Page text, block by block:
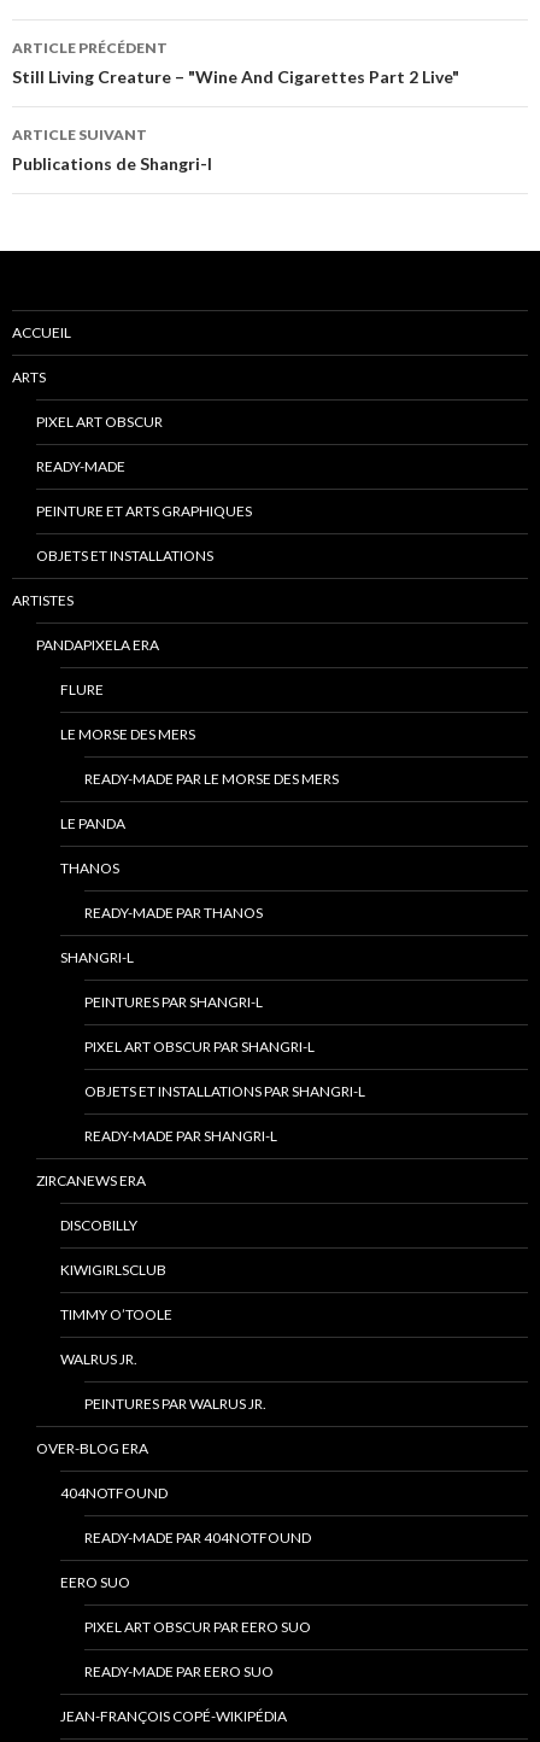
Navigation
de
l’article
ARTICLE PRÉCÉDENT
Still Living Creature – "Wine And Cigarettes Part 2 Live"
ARTICLE SUIVANT
Publications de Shangri-l
ACCUEIL
ARTS
PIXEL ART OBSCUR
READY-MADE
PEINTURE ET ARTS GRAPHIQUES
OBJETS ET INSTALLATIONS
ARTISTES
PANDAPIXELA ERA
FLURE
LE MORSE DES MERS
READY-MADE PAR LE MORSE DES MERS
LE PANDA
THANOS
READY-MADE PAR THANOS
SHANGRI-L
PEINTURES PAR SHANGRI-L
PIXEL ART OBSCUR PAR SHANGRI-L
OBJETS ET INSTALLATIONS PAR SHANGRI-L
READY-MADE PAR SHANGRI-L
ZIRCANEWS ERA
DISCOBILLY
KIWIGIRLSCLUB
TIMMY O’TOOLE
WALRUS JR.
PEINTURES PAR WALRUS JR.
OVER-BLOG ERA
404NOTFOUND
READY-MADE PAR 404NOTFOUND
EERO SUO
PIXEL ART OBSCUR PAR EERO SUO
READY-MADE PAR EERO SUO
JEAN-FRANÇOIS COPÉ-WIKIPÉDIA